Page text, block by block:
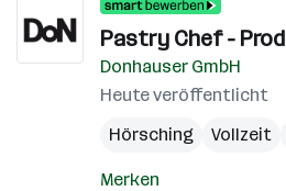
Pastry Chef -
Donhauser GmbH
Heute veröffentlicht
Hörsching
Vollzeit
Merken